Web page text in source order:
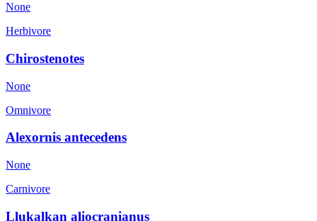
None
Herbivore
Chirostenotes
None
Omnivore
Alexornis antecedens
None
Carnivore
Llukalkan aliocranianus